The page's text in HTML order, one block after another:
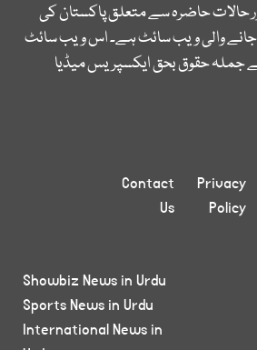
حالات حاضرہ سے متعلق پاکستان کی
والی ویب سائٹ ہے۔ اس ویب سائٹ
جملہ حقوق بحق ایکسپریس میڈیا
Privacy
Policy
Contact
Us
Showbiz News in Urdu
Sports News in Urdu
International News in